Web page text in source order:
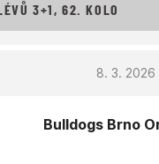
3+1, 62. KOLO
8. 3. 2026
Bulldogs Brno